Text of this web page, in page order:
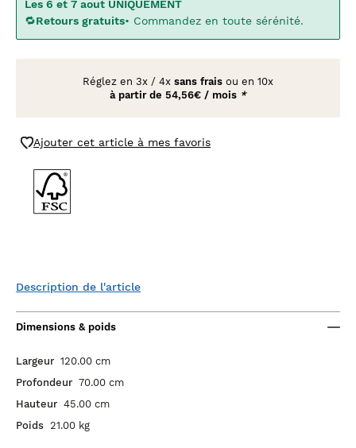
Les 6 et 7 aout UNIQUEMENT
🔁Retours gratuits• Commandez en toute sérénité.
Réglez en 3x / 4x sans frais ou en 10x
à partir de 54,56€ / mois *
Ajouter cet article à mes favoris
Description de l'article
Dimensions & poids
Largeur 120.00 cm
Profondeur 70.00 cm
Hauteur 45.00 cm
Poids 21.00 kg